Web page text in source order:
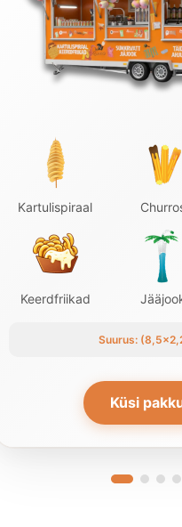
Kartulispiraal
Keerdfriikad
Suurus:
Küsi